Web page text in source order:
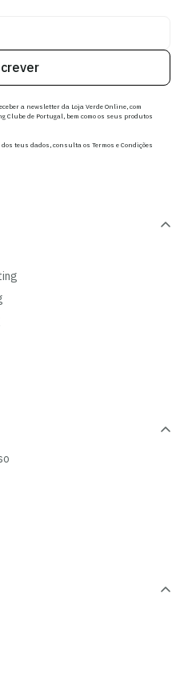
a newsletter da Loja Verde Online, com
Clube de Portugal, bem como os seus produtos
teus dados, consulta os Termos e Condições